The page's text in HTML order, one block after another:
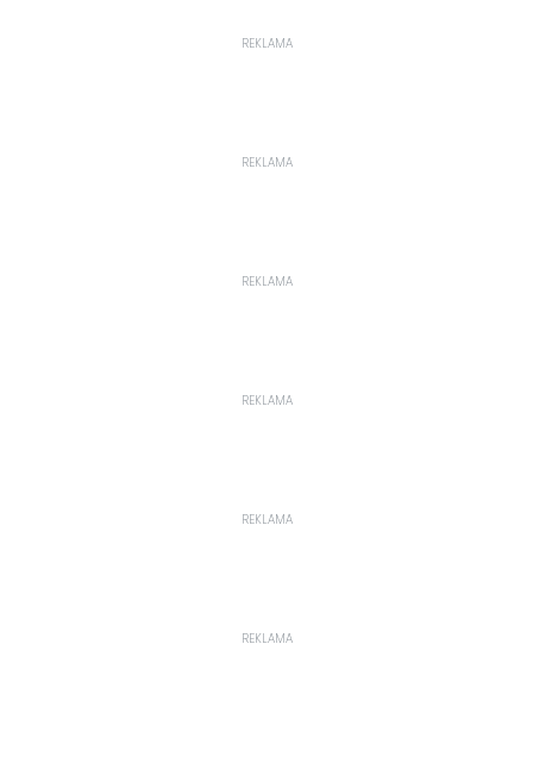
REKLAMA
REKLAMA
REKLAMA
REKLAMA
REKLAMA
REKLAMA